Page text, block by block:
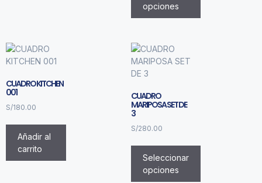
opciones
CUADRO KITCHEN
001
S/180.00
Añadir al
carrito
CUADRO
MARIPOSA SET DE
3
S/280.00
Seleccionar
opciones